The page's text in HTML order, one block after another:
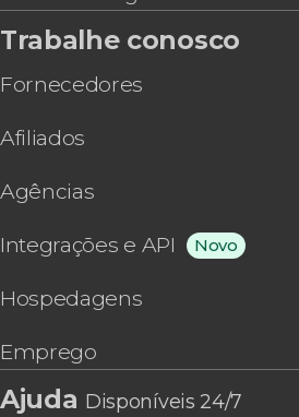
Trabalhe conosco
Fornecedores
Afiliados
Agências
Integrações e API Novo
Hospedagens
Emprego
Ajuda Disponíveis 24/7